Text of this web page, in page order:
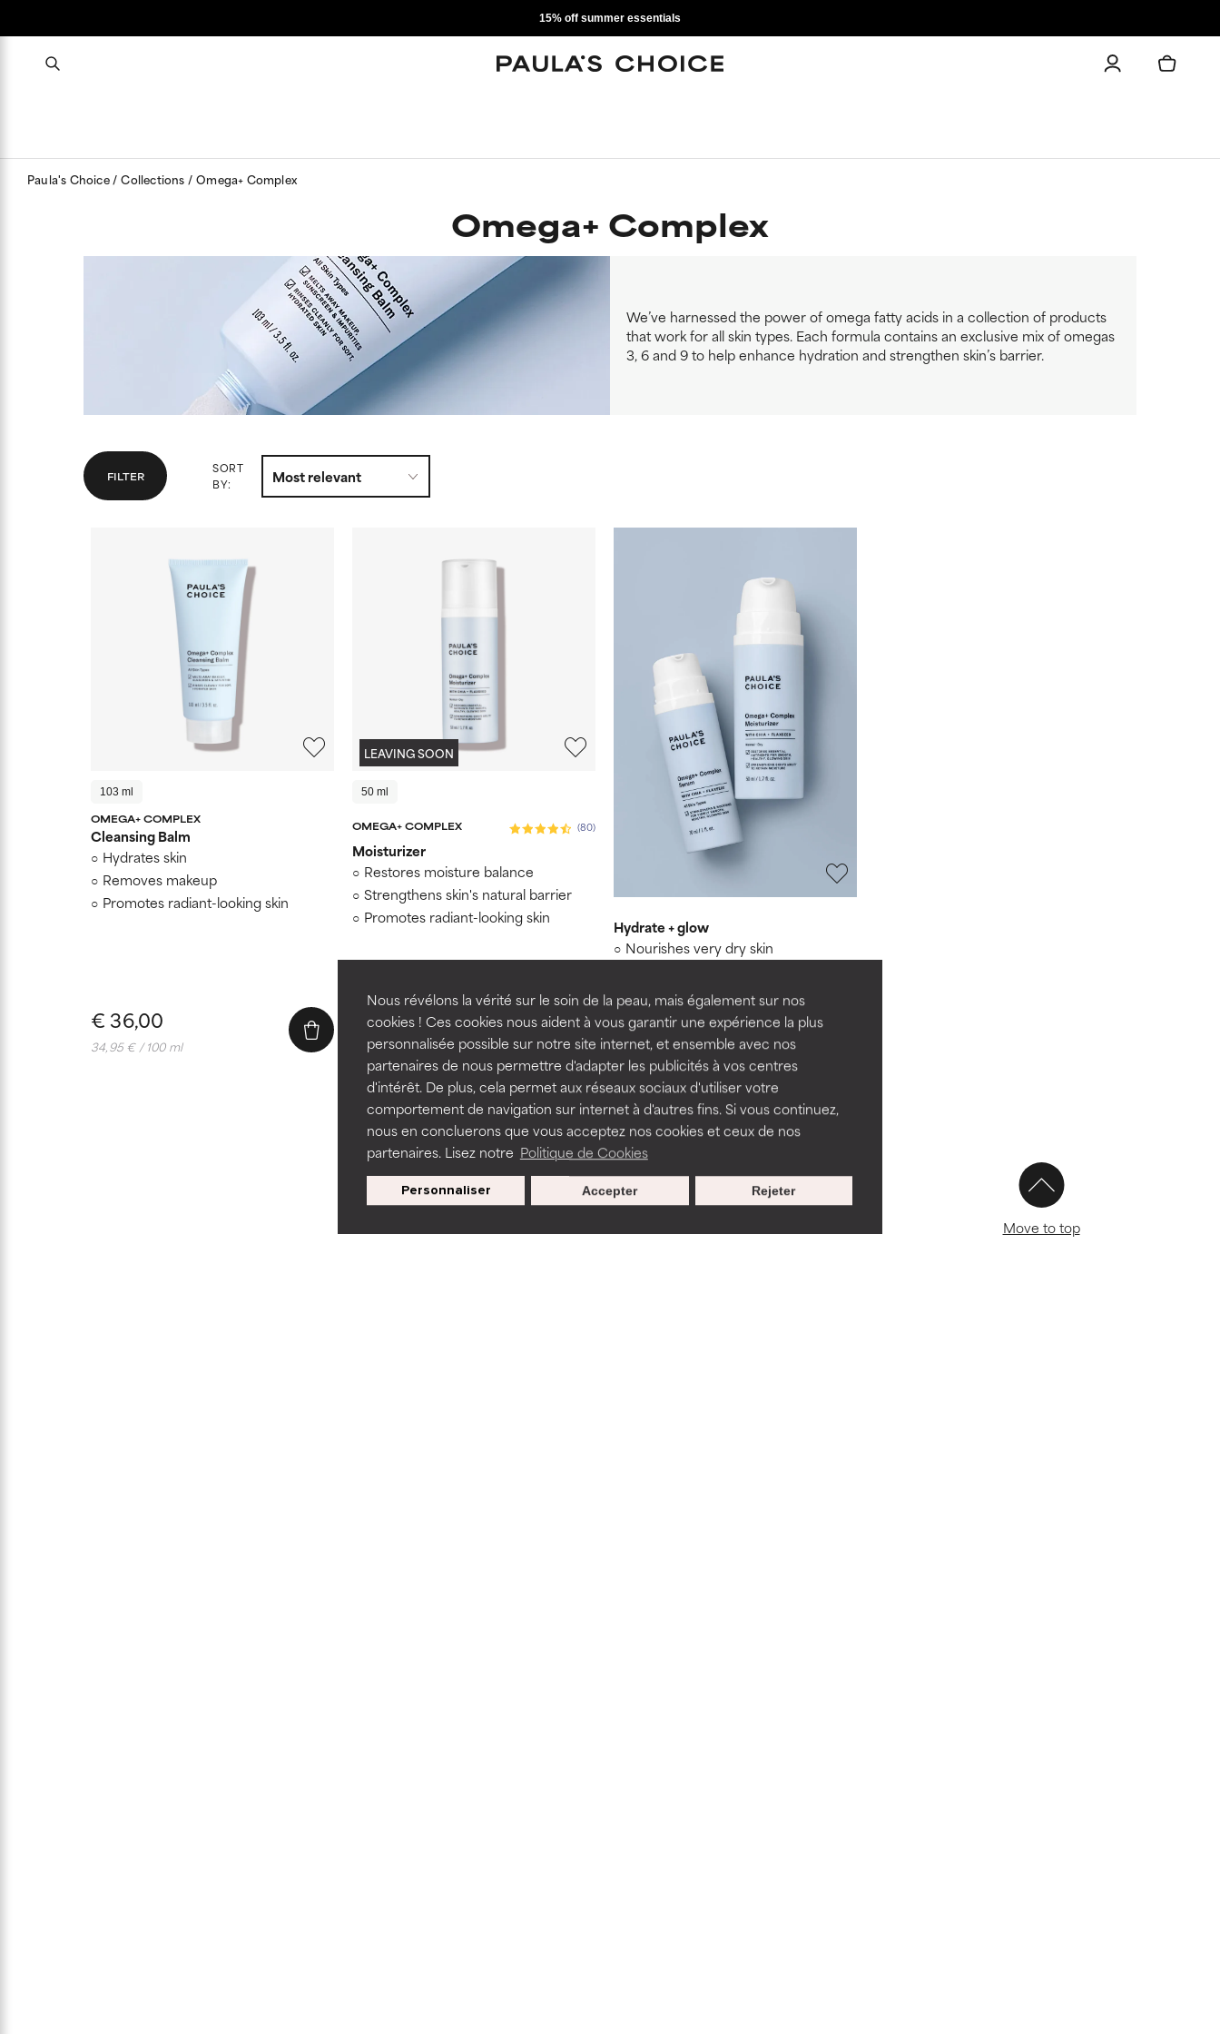
Nous révélons la vérité sur le soin de la peau, mais également sur nos
cookies ! Ces cookies nous aident à vous garantir une expérience la plus
personnalisée possible sur notre site internet, et ensemble avec nos
partenaires de nous permettre d'adapter les publicités à vos centres
d'intérêt. De plus, cela permet aux réseaux sociaux d'utiliser votre
comportement de navigation sur internet à d'autres fins. Si vous continuez,
nous en concluerons que vous acceptez nos cookies et ceux de nos
partenaires. Lisez notre Politique de Cookies
Personnaliser Rejeter
Accepter
15% off summer essentials
Paula's Choice Collections Omega+ Complex
Omega+ Complex
We’ve harnessed the power of omega fatty acids in a collection of products
that work for all skin types. Each formula contains an exclusive mix of omegas
3, 6 and 9 to help enhance hydration and strengthen skin’s barrier.
FILTER
SORT
BY:
103 ml
OMEGA+ COMPLEX
Cleansing Balm
Hydrates skin
Removes makeup
Promotes radiant-looking skin
€ 36,00
34,95 € / 100 ml
LEAVING SOON
50 ml
OMEGA+ COMPLEX (80)
Moisturizer
Restores moisture balance
Strengthens skin's natural barrier
Promotes radiant-looking skin
€ 48,00
96,00 € / 100 ml
Hydrate + glow
Nourishes very dry skin
Strengthens skin's natural barrier
€ 104,00
Showing 1 - 3 of 3 Results
Move to top